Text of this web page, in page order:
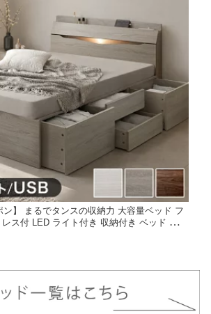
ン】 まるでタンスの収納力 大容量ベッド フ
ス付 LED ライト付き 収納付き ベッド 収納
き シングルベッド セミダブルベッド チェス
出し付き 木製 マットレスセット 【超大型】